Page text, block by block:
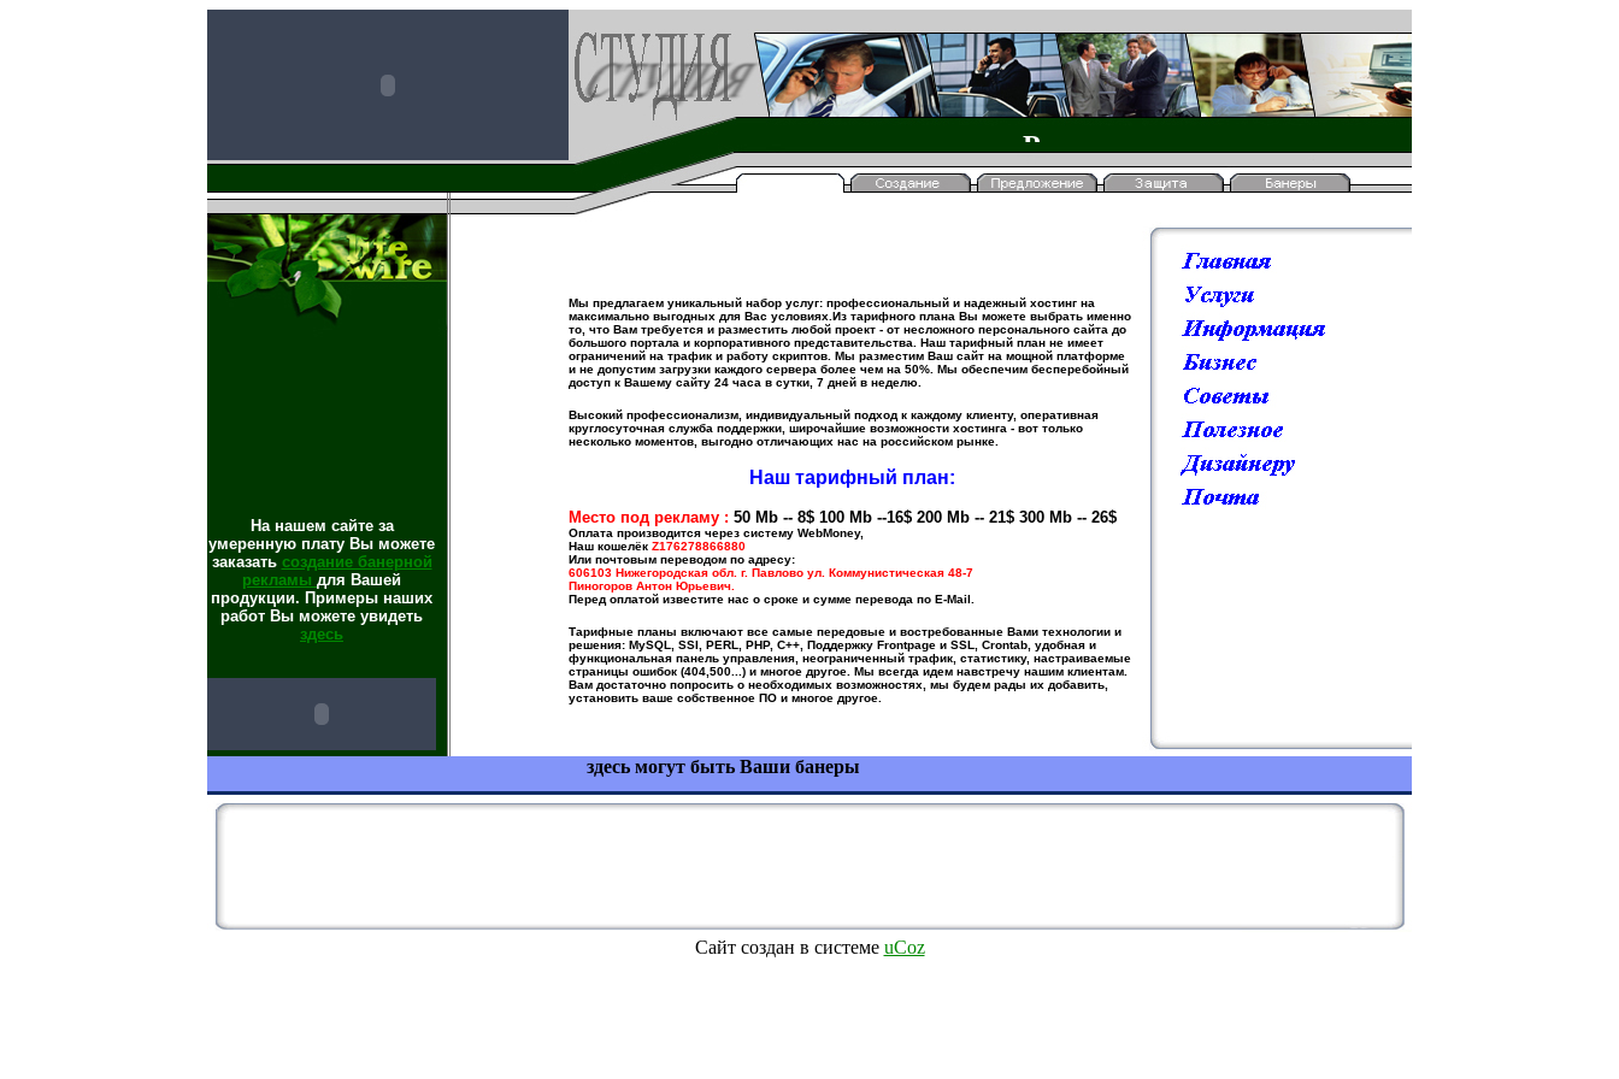
Размещение рекламы
На нашем сайте за
умеренную плату Вы можете
заказать создание банерной
рекламы для Вашей
продукции. Примеры наших
работ Вы можете увидеть
здесь
Мы предлагаем уникальный набор услуг: профессиональный и надежный хостинг на
максимально выгодных для Вас условиях.Из тарифного плана Вы можете выбрать именно
то, что Вам требуется и разместить любой проект - от несложного персонального сайта до
большого портала и корпоративного представительства. Наш тарифный план не имеет
ограничений на трафик и работу скриптов. Мы разместим Ваш сайт на мощной платформе
и не допустим загрузки каждого сервера более чем на 50%. Мы обеспечим бесперебойный
доступ к Вашему сайту 24 часа в сутки, 7 дней в неделю.
Высокий профессионализм, индивидуальный подход к каждому клиенту, оперативная
круглосуточная служба поддержки, широчайшие возможности хостинга - вот только
несколько моментов, выгодно отличающих нас на российском рынке.
Наш тарифный план:
Место под рекламу : 50 Mb -- 8$ 100 Mb --16$ 200 Mb -- 21$ 300 Mb -- 26$
Оплата производится через систему WebMoney,
Наш кошелёк Z176278866880
Или почтовым переводом по адресу:
606103 Нижегородская обл. г. Павлово ул. Коммунистическая 48-7
Пиногоров Антон Юрьевич.
Перед оплатой известите нас о сроке и сумме перевода по E-Mail.
Тарифные планы включают все самые передовые и востребованные Вами технологии и
решения: MySQL, SSI, PERL, PHP, C++, Поддержку Frontpage и SSL, Crontab, удобная и
функциональная панель управления, неограниченный трафик, статистику, настраиваемые
страницы ошибок (404,500...) и многое другое. Мы всегда идем навстречу нашим клиентам.
Вам достаточно попросить о необходимых возможностях, мы будем рады их добавить,
установить ваше собственное ПО и многое другое.
здесь могут быть Ваши банеры
Сайт создан в системе uCoz